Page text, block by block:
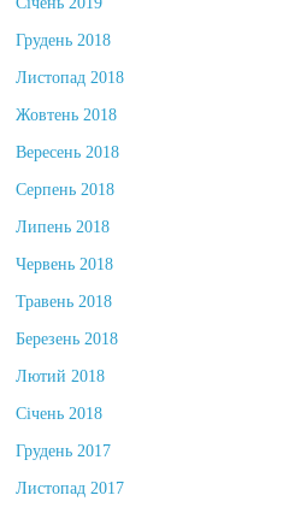
Січень 2019
Грудень 2018
Листопад 2018
Жовтень 2018
Вересень 2018
Серпень 2018
Липень 2018
Червень 2018
Травень 2018
Березень 2018
Лютий 2018
Січень 2018
Грудень 2017
Листопад 2017